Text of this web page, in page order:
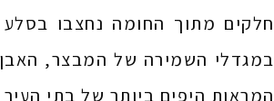
חלקים מתוך החומה נחצבו בסלע
במגדלי השמירה של המבצר, האבן
המראות היפים ביותר של בתי